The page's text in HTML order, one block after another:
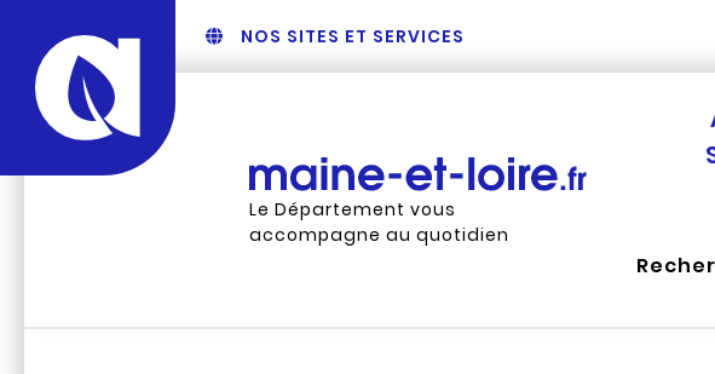
NOS SITES ET SERVICES
Le Département vous
accompagne au quotidien